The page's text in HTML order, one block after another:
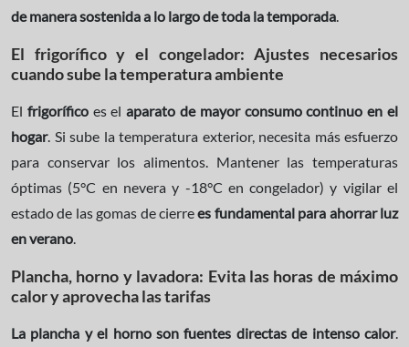
de manera sostenida a lo largo de toda la temporada.
El frigorífico y el congelador: Ajustes necesarios
cuando sube la temperatura ambiente
El frigoríficoes elaparato de mayor consumo continuo en el
hogar. Si sube la temperatura exterior, necesita más esfuerzo
para conservar los alimentos. Mantener las temperaturas
óptimas (5°C en nevera y -18°C en congelador) y vigilar el
estado de las gomas de cierrees fundamental para ahorrar luz
en verano.
Plancha, horno y lavadora: Evita las horas de máximo
calor y aprovecha las tarifas
La plancha y el horno son fuentes directas de intenso calor.